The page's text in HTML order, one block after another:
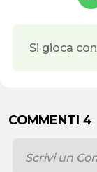
Si gioca
COMMENTI 4